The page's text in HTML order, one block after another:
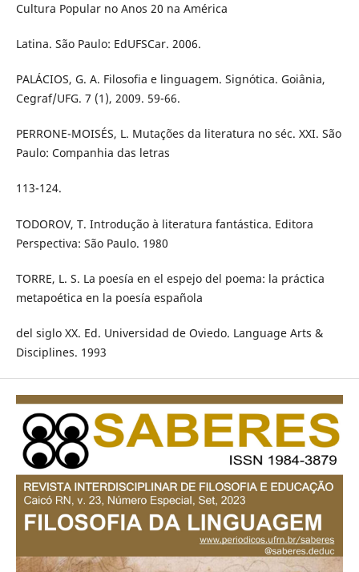
Cultura Popular no Anos 20 na América
Latina. São Paulo: EdUFSCar. 2006.
PALÁCIOS, G. A. Filosofia e linguagem. Signótica. Goiânia,
Cegraf/UFG. 7 (1), 2009. 59-66.
PERRONE-MOISÉS, L. Mutações da literatura no séc. XXI. São
Paulo: Companhia das letras
113-124.
TODOROV, T. Introdução à literatura fantástica. Editora
Perspectiva: São Paulo. 1980
TORRE, L. S. La poesía en el espejo del poema: la práctica
metapoética en la poesía española
del siglo XX. Ed. Universidad de Oviedo. Language Arts &
Disciplines. 1993